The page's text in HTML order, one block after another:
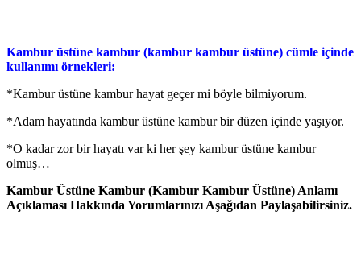
Kambur üstüne kambur (kambur kambur üstüne) cümle içinde
kullanımı örnekleri:
*Kambur üstüne kambur hayat geçer mi böyle bilmiyorum.
*Adam hayatında kambur üstüne kambur bir düzen içinde yaşıyor.
*O kadar zor bir hayatı var ki her şey kambur üstüne kambur
olmuş…
Kambur Üstüne Kambur (Kambur Kambur Üstüne) Anlamı
Açıklaması Hakkında Yorumlarınızı Aşağıdan Paylaşabilirsiniz.